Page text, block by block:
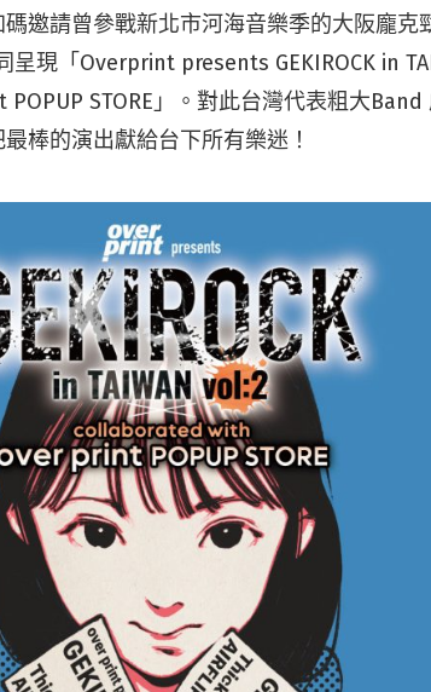
邀請曾參戰新北市河海音樂季的大阪龐克
現「Overprint presents GEKIROCK in
STORE」。對此台灣代表粗大Band
棒的演出獻給台下所有樂迷！